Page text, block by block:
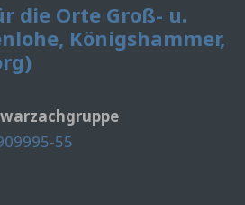
die Orte Groß- u.
Königshammer,
55